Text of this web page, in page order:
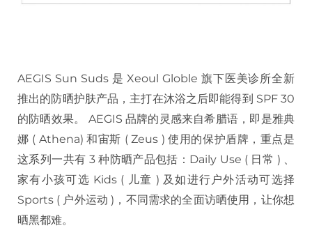
AEGIS Sun Suds 是 Xeoul Globle 旗下医美诊所全新
推出的防晒护肤产品，主打在沐浴之后即能得到 SPF 30
的防晒效果。 AEGIS 品牌的灵感来自希腊语，即是雅典
娜 ( Athena) 和宙斯 ( Zeus ) 使用的保护盾牌，重点是
这系列一共有 3 种防晒产品包括：Daily Use ( 日常 ) 、
家有小孩可选 Kids ( 儿童 ) 及如进行户外活动可选择
Sports ( 户外运动 )，不同需求的全面访晒使用，让你想
晒黑都难。